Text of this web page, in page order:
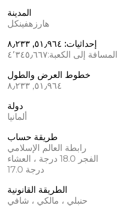
المدينة
هارزهفينكل
إحداثيات: ٥١٫٩٦٤, ٨٫٢٣٣
المسافة إلى الكعبة:٤٬٣٤٥٫٦٦٧
خطوط العرض والطول
٥١٫٩٦٤, ٨٫٢٣٣
دولة
ألمانيا
طريقة حساب
رابطة العالم الإسلامي
الفجر 18.0 درجة ، العشاء
17.0 درجة
الطريقة القانونية
حنبلي ، مالكي ، شافي